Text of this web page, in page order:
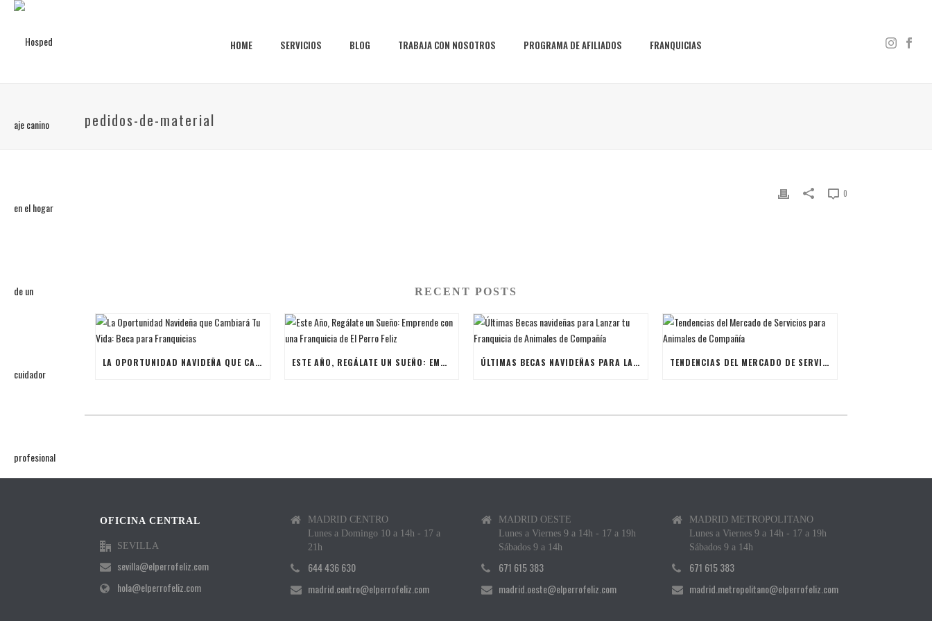
HOME SERVICIOS BLOG TRABAJA CON NOSOTROS PROGRAMA DE AFILIADOS FRANQUICIAS
pedidos-de-material
0
RECENT POSTS
LA OPORTUNIDAD NAVIDEÑA QUE CAMBIARÁ TU VIDA: BECA PARA FRANQUICIAS ESTE AÑO, REGÁLATE UN SUEÑO: EMPRENDE CON UNA FRANQUICIA DE EL PERRO FELIZ ÚLTIMAS BECAS NAVIDEÑAS PARA LANZAR TU FRANQUICIA DE ANIMALES DE COMPAÑÍA TENDENCIAS DEL MERCADO DE SERVICIOS PARA ANIMALES DE COMPAÑÍA
OFICINA CENTRAL
SEVILLA
sevilla@elperrofeliz.com
hola@elperrofeliz.com
MADRID CENTRO
Lunes a Domingo 10 a 14h - 17 a
21h
644 436 630
madrid.centro@elperrofeliz.com
MADRID OESTE
Lunes a Viernes 9 a 14h - 17 a 19h
Sábados 9 a 14h
671 615 383
madrid.oeste@elperrofeliz.com
MADRID METROPOLITANO
Lunes a Viernes 9 a 14h - 17 a 19h
Sábados 9 a 14h
671 615 383
madrid.metropolitano@elperrofeliz.com